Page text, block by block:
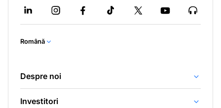
Română
Despre noi
Investitori